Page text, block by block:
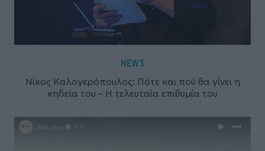
NEWS
Νίκος Καλογερόπουλος: Πότε και πού θα γίνει η
κηδεία του – Η τελευταία επιθυμία του